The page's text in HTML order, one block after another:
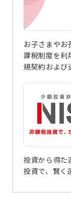
お子さまや
課税制度を
規契約および
投資から得た
投資で、賢く